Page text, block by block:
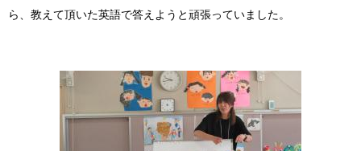
ら、教えて頂いた英語で答えようと頑張っていました。